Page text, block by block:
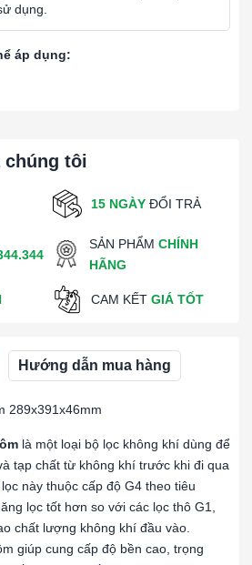
chúng tôi
15 NGÀY ĐỔI TRẢ
SẢN PHẨMCHÍNH
HÃNG
CAM KẾT GIÁ TỐT
Hướng dẫn mua hàng
289x391x46mm
là một loại bộ lọc không khí dùng để
tạp chất từ không khí trước khi đi qua
này thuộc cấp độ G4 theo tiêu
lọc tốt hơn so với các lọc thô G1,
chất lượng không khí đầu vào.
giúp cung cấp độ bền cao, trọng
dụng.
áp dụng: